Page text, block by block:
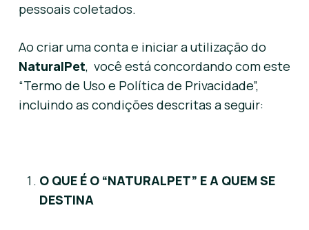
pessoais coletados.
Ao criar uma conta e iniciar a utilização do
NaturalPet, você está concordando com este
“Termo de Uso e Política de Privacidade”,
incluindo as condições descritas a seguir:
O QUE É O “NATURALPET” E A QUEM SE
DESTINA